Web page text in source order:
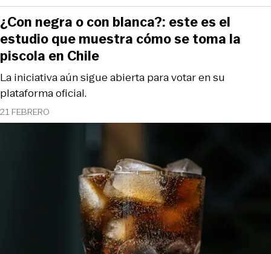
21 FEBRERO
La iniciativa aún sigue abierta para votar en su
plataforma oficial.
¿Con negra o con blanca?: este es el
estudio que muestra cómo se toma la
piscola en Chile